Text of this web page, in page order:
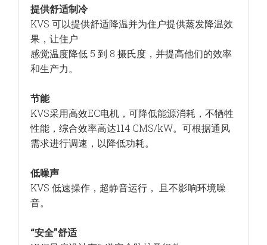
提供舒适制冷
KVS 可以提供舒适降温并为住户提供蒸发降温效
果，让住户
感觉温度降低 5 到 8 摄氏度，并提高他们的效率
和生产力。
节能
KVS采用高效EC电机，可降低能源消耗，不牺牲
性能，综合效率高达114 CMS/kW。可根据通风
需求进行调速，以降低功耗。
低噪声
KVS 低速操作，超静音运行， 且不影响环境噪
音。
“安全”舒适